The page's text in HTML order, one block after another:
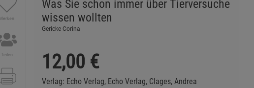
Merken
Teilen
Was Sie schon immer über Tierversuche
wissen wollten
Gericke Corina
12,00 €
Verlag: Echo Verlag, Echo Verlag, Clages, Andrea